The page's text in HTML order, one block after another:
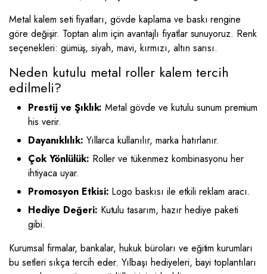
Metal kalem seti fiyatları, gövde kaplama ve baskı rengine
göre değişir. Toptan alım için avantajlı fiyatlar sunuyoruz. Renk
seçenekleri: gümüş, siyah, mavi, kırmızı, altın sarısı.
Neden kutulu metal roller kalem tercih
edilmeli?
Prestij ve Şıklık: Metal gövde ve kutulu sunum premium
his verir.
Dayanıklılık: Yıllarca kullanılır, marka hatırlanır.
Çok Yönlülük: Roller ve tükenmez kombinasyonu her
ihtiyaca uyar.
Promosyon Etkisi: Logo baskısı ile etkili reklam aracı.
Hediye Değeri: Kutulu tasarım, hazır hediye paketi
gibi.
Kurumsal firmalar, bankalar, hukuk büroları ve eğitim kurumları
bu setleri sıkça tercih eder. Yılbaşı hediyeleri, bayi toplantıları